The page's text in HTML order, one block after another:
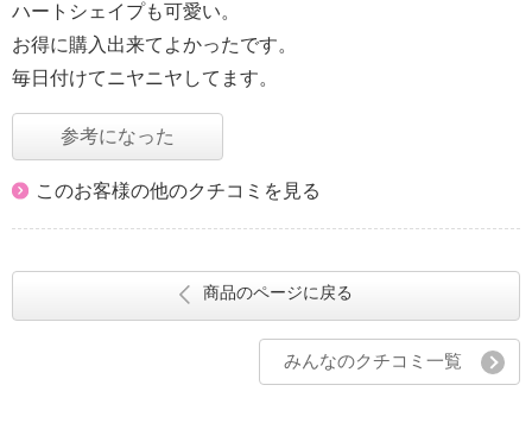
ハートシェイプも可愛い。
お得に購入出来てよかったです。
毎日付けてニヤニヤしてます。
参考になった
このお客様の他のクチコミを見る
商品のページに戻る
みんなのクチコミ一覧